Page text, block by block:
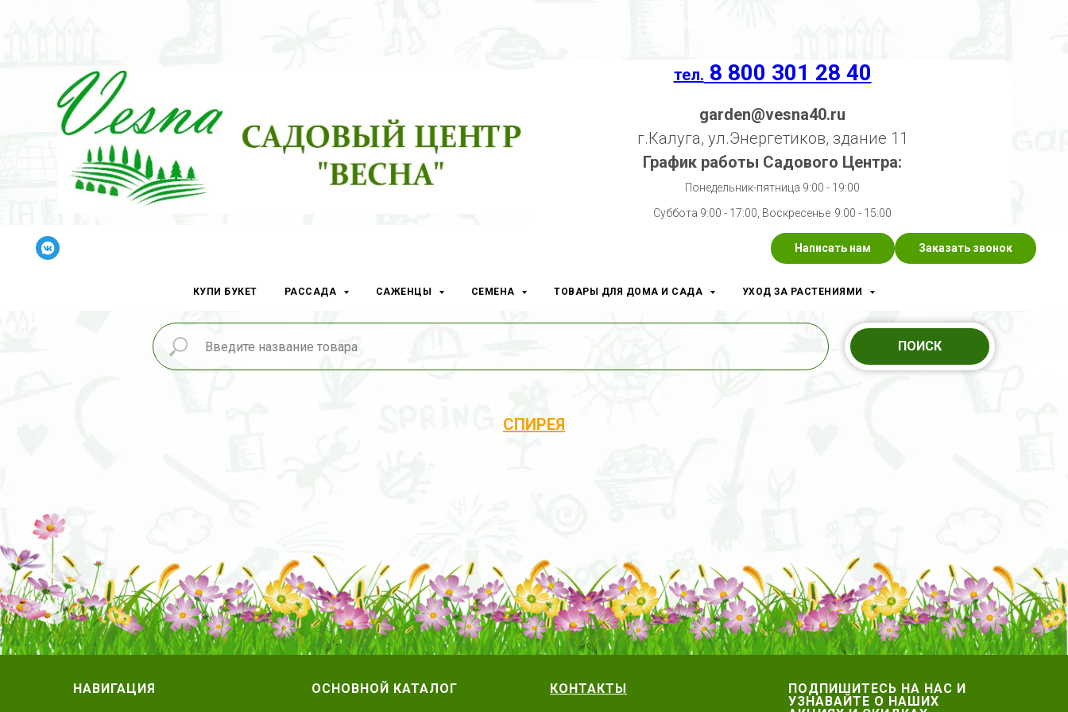
тел. 8 800 301 28 40
garden@vesna40.ru
г.Калуга, ул.Энергетиков, здание 11
График работы Садового Центра:
Понедельник-пятница 9:00 - 19:00
Суббота 9:00 - 17:00, Воскресенье 9:00 - 15:00
Написать нам Заказать звонок
КУПИ БУКЕТ РАССАДА САЖЕНЦЫ СЕМЕНА ТОВАРЫ ДЛЯ ДОМА И САДА УХОД ЗА РАСТЕНИЯМИ
ПОИСК
СПИРЕЯ
НАВИГАЦИЯ ОСНОВНОЙ КАТАЛОГ КОНТАКТЫ
ПОДПИШИТЕСЬ НА НАС И
УЗНАВАЙТЕ О НАШИХ